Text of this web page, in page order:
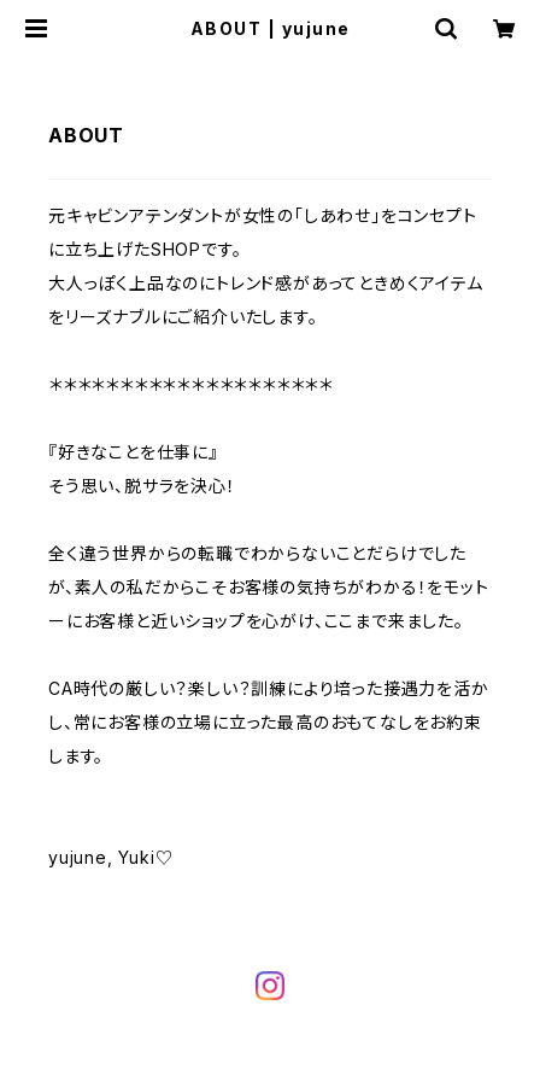
ABOUT | yujune
ABOUT
元キャビンアテンダントが女性の「しあわせ」をコンセプト
に立ち上げたSHOPです。
大人っぽく上品なのにトレンド感があってときめくアイテム
をリーズナブルにご紹介いたします。
＊＊＊＊＊＊＊＊＊＊＊＊＊＊＊＊＊＊＊＊
『好きなことを仕事に』
そう思い、脱サラを決心！
全く違う世界からの転職でわからないことだらけでした
が、素人の私だからこそお客様の気持ちがわかる！をモット
ーにお客様と近いショップを心がけ、ここまで来ました。
CA時代の厳しい？楽しい？訓練により培った接遇力を活か
し、常にお客様の立場に立った最高のおもてなしをお約束
します。
yujune, Yuki♡